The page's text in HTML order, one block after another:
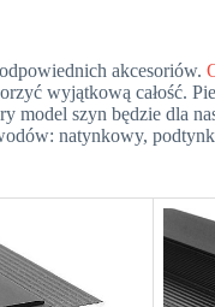
akcesoriów.
wyjątkową całość.
model szyn będzie dla
natynkowy,